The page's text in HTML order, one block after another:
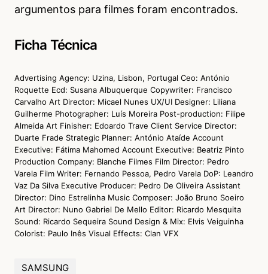
argumentos para filmes foram encontrados.
Ficha Técnica
Advertising Agency: Uzina, Lisbon, Portugal Ceo: António
Roquette Ecd: Susana Albuquerque Copywriter: Francisco
Carvalho Art Director: Micael Nunes UX/UI Designer: Liliana
Guilherme Photographer: Luís Moreira Post-production: Filipe
Almeida Art Finisher: Edoardo Trave Client Service Director:
Duarte Frade Strategic Planner: António Ataíde Account
Executive: Fátima Mahomed Account Executive: Beatriz Pinto
Production Company: Blanche Filmes Film Director: Pedro
Varela Film Writer: Fernando Pessoa, Pedro Varela DoP: Leandro
Vaz Da Silva Executive Producer: Pedro De Oliveira Assistant
Director: Dino Estrelinha Music Composer: João Bruno Soeiro
Art Director: Nuno Gabriel De Mello Editor: Ricardo Mesquita
Sound: Ricardo Sequeira Sound Design & Mix: Elvis Veiguinha
Colorist: Paulo Inês Visual Effects: Clan VFX
SAMSUNG